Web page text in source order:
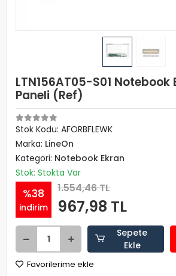
LTN156AT05-S01 Notebook
Paneli (Ref)
Stok Kodu: AFORBFLEWK
Marka: LineOn
Kategori: Notebook Ekran
Stok: Stokta Var
%38
indirim
1.554,46 TL
967,98 TL
Sepete
Ekle
Favorilerime ekle